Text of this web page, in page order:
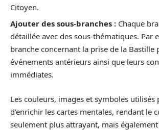
Citoyen.
Ajouter des sous-branches : Chaque
détaillée avec des sous-thématiques. Par
branche concernant la prise de la Bastille
événements antérieurs ainsi que leurs
immédiates.
Les couleurs, images et symboles utilisés
d’enrichir les cartes mentales, rendant le
seulement plus attrayant, mais